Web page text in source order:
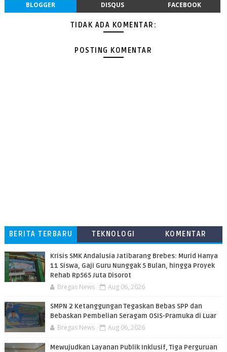
BLOGGER DISQUS FACEBOOK
TIDAK ADA KOMENTAR:
POSTING KOMENTAR
BERITA TERBARU TEKNOLOGI
KOMENTAR
Krisis SMK Andalusia Jatibarang Brebes: Murid Hanya
11 Siswa, Gaji Guru Nunggak 5 Bulan, hingga Proyek
Rehab Rp565 Juta Disorot
Bregas News Aug 06, 2026
SMPN 2 Ketanggungan Tegaskan Bebas SPP dan
Bebaskan Pembelian Seragam OSIS-Pramuka di Luar
Bregas News Aug 06, 2026
​Mewujudkan Layanan Publik Inklusif, Tiga Perguruan